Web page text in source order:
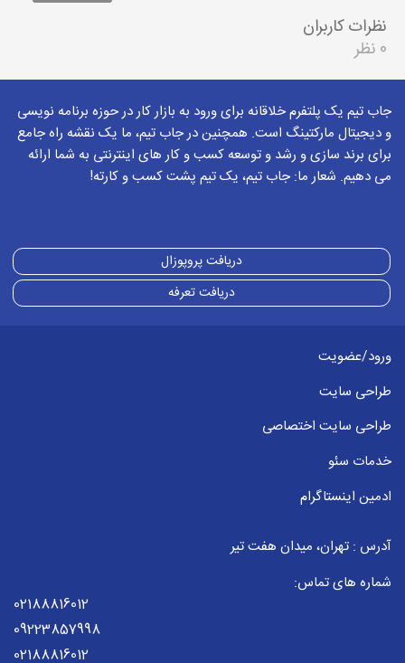
نظرات کاربران
0 نظر
جاب تیم یک پلتفرم خلاقانه برای ورود به بازار کار در حوزه برنامه نویسی
و دیجیتال مارکتینگ است. همچنین در جاب تیم، ما یک نقشه راه جامع
برای برند سازی و رشد و توسعه کسب و کار های اینترنتی به شما ارائه
می دهیم. شعار ما: جاب تیم، یک تیم پشت کسب و کارته!
دریافت پروپوزال
دریافت تعرفه
ورود/عضویت
طراحی سایت
طراحی سایت اختصاصی
خدمات سئو
ادمین اینستاگرام
آدرس : تهران، میدان هفت تیر
شماره های تماس:
02188816012
09223857998
02188816012